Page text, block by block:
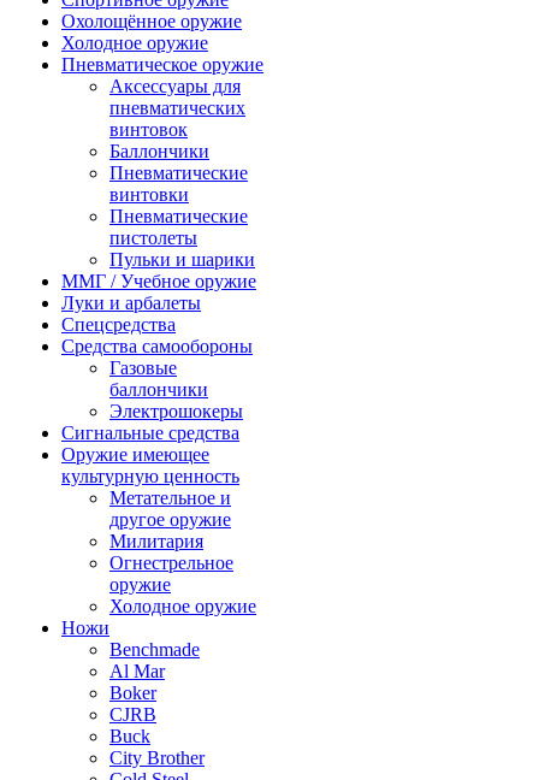
Охолощённое оружие
Холодное оружие
Пневматическое оружие
Аксессуары для
пневматических
винтовок
Баллончики
Пневматические
винтовки
Пневматические
пистолеты
Пульки и шарики
ММГ / Учебное оружие
Луки и арбалеты
Спецсредства
Средства самообороны
Газовые
баллончики
Электрошокеры
Сигнальные средства
Оружие имеющее
культурную ценность
Метательное и
другое оружие
Милитария
Огнестрельное
оружие
Холодное оружие
Ножи
Benchmade
Al Mar
Boker
CJRB
Buck
City Brother